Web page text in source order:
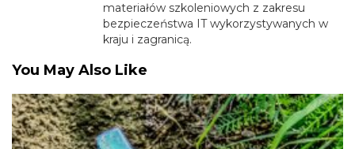
materiałów szkoleniowych z zakresu
bezpieczeństwa IT wykorzystywanych w
kraju i zagranicą.
You May Also Like